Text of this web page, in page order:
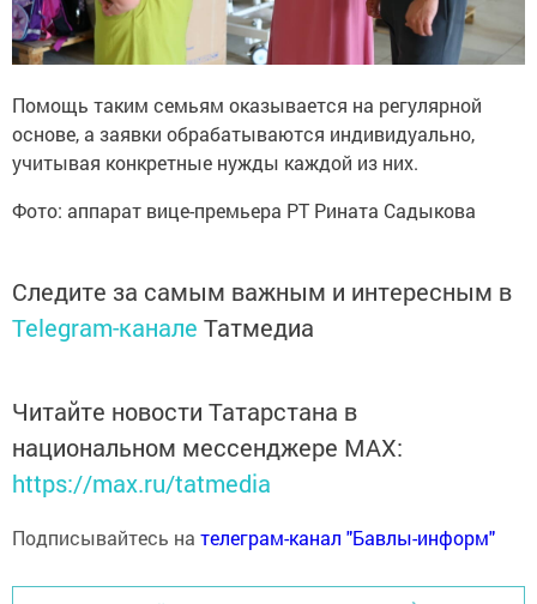
Помощь таким семьям оказывается на регулярной
основе, а заявки обрабатываются индивидуально,
учитывая конкретные нужды каждой из них.
Фото: аппарат вице-премьера РТ Рината Садыкова
Следите за самым важным и интересным в
Telegram-канале Татмедиа
Читайте новости Татарстана в
национальном мессенджере MАХ:
https://max.ru/tatmedia
Подписывайтесь на телеграм-канал "Бавлы-информ"